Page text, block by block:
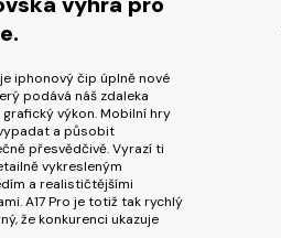
je iphonový čip úplně nové
podává náš zdaleka
výkon. Mobilní hry
a působit
přesvědčivě. Vyrazí ti
vykresleným
a realističtějšími
A17 Pro je totiž tak rychlý
že konkurenci ukazuje